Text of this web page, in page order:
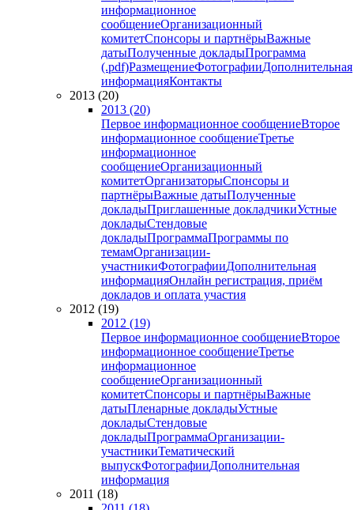
информационное
сообщениеОрганизационный
комитетСпонсоры и партнёрыВажные
датыПолученные докладыПрограмма
(.pdf)РазмещениеФотографииДополнительная
информацияКонтакты
2013 (20)
2013 (20)
Первое информационное сообщениеВторое
информационное сообщениеТретье
информационное
сообщениеОрганизационный
комитетОрганизаторыСпонсоры и
партнёрыВажные датыПолученные
докладыПриглашенные докладчикиУстные
докладыСтендовые
докладыПрограммаПрограммы по
темамОрганизации-
участникиФотографииДополнительная
информацияОнлайн регистрация, приём
докладов и оплата участия
2012 (19)
2012 (19)
Первое информационное сообщениеВторое
информационное сообщениеТретье
информационное
сообщениеОрганизационный
комитетСпонсоры и партнёрыВажные
датыПленарные докладыУстные
докладыСтендовые
докладыПрограммаОрганизации-
участникиТематический
выпускФотографииДополнительная
информация
2011 (18)